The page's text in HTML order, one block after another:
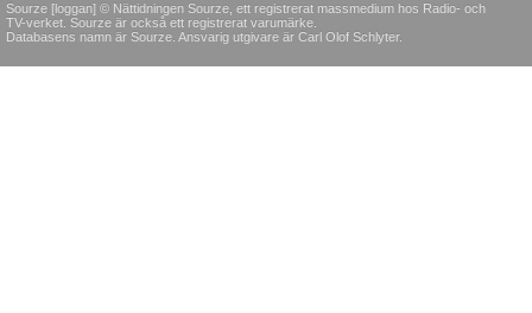
Sourze [loggan] © Nättidningen Sourze, ett registrerat massmedium hos Radio- och
TV-verket. Sourze är också ett registrerat varumärke.
Databasens namn är Sourze. Ansvarig utgivare är Carl Olof Schlyter.